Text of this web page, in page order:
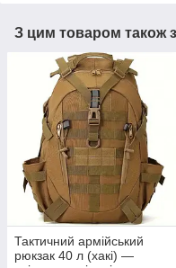
З цим товаром також
Тактичний армійський
рюкзак 40 л (хакі) —